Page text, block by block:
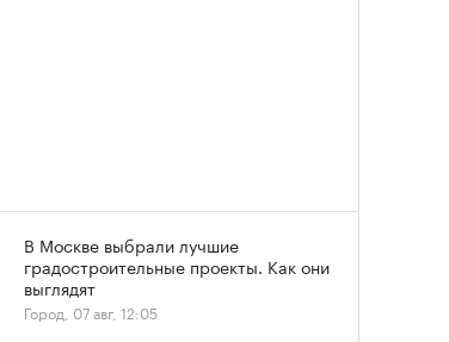
В Москве выбрали лучшие
градостроительные проекты. Как они
выглядят
Город, 07 авг, 12:05